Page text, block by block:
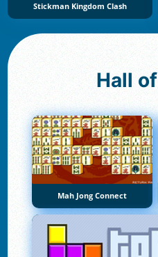
Stickman Kingdom Clash
Hall of
Mah Jong Connect